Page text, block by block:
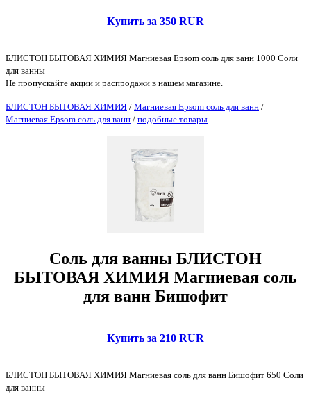
Купить за 350 RUR
БЛИСТОН БЫТОВАЯ ХИМИЯ Магниевая Epsom соль для ванн 1000 Соли
для ванны
Не пропускайте акции и распродажи в нашем магазине.
БЛИСТОН БЫТОВАЯ ХИМИЯ / Магниевая Epsom соль для ванн /
Магниевая Epsom соль для ванн / подобные товары
Соль для ванны БЛИСТОН
БЫТОВАЯ ХИМИЯ Магниевая соль
для ванн Бишофит
Купить за 210 RUR
БЛИСТОН БЫТОВАЯ ХИМИЯ Магниевая соль для ванн Бишофит 650 Соли
для ванны